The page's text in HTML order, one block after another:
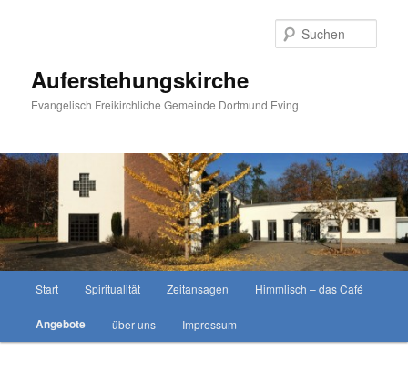
Auferstehungskirche
Evangelisch Freikirchliche Gemeinde Dortmund Eving
Start Spiritualität Zeitansagen Himmlisch – das Café
Angebote über uns Impressum